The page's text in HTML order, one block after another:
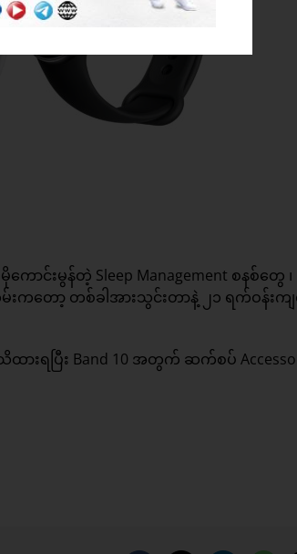
ကောင်းမွန်တဲ့ Sleep Management စနစ်တွေ ၊
ကတော့ တစ်ခါအားသွင်းတာနဲ့ ၂၁ ရက်ဝန်းကျ
သိထားရပြီး Band 10 အတွက် ဆက်စပ်